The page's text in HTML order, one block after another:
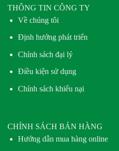
THÔNG TIN CÔNG TY
Về chúng tôi
Định hướng phát triển
Chính sách đại lý
Điều kiện sử dụng
Chính sách khiếu nại
CHÍNH SÁCH BÁN HÀNG
Hướng dẫn mua hàng online